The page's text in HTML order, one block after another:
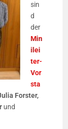
sin
d
der
Min
ilei
ter-
Vor
sta
Forster,
und